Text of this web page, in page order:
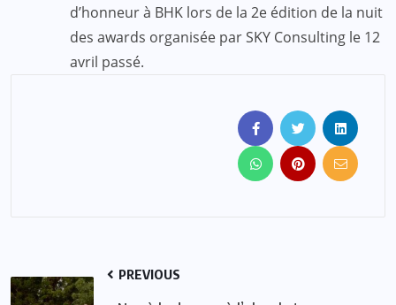
d’honneur à BHK lors de la 2e édition de la nuit
des awards organisée par SKY Consulting le 12
avril passé.
PREVIOUS